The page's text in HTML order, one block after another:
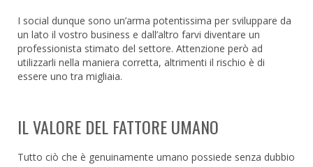
I social dunque sono un’arma potentissima per sviluppare da
un lato il vostro business e dall’altro farvi diventare un
professionista stimato del settore. Attenzione però ad
utilizzarli nella maniera corretta, altrimenti il rischio è di
essere uno tra migliaia.
IL VALORE DEL FATTORE UMANO
Tutto ciò che è genuinamente umano possiede senza dubbio